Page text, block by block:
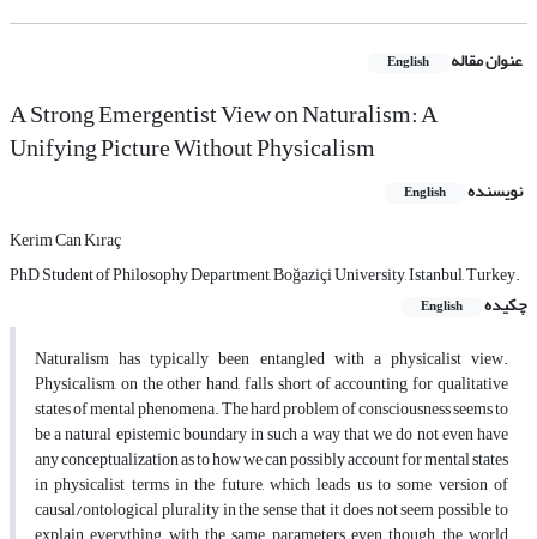
عنوان مقاله English
A Strong Emergentist View on Naturalism: A
Unifying Picture Without Physicalism
نویسنده English
Kerim Can Kıraç
PhD Student of Philosophy Department, Boğaziçi University, Istanbul, Turkey.
چکیده
English
Naturalism has typically been entangled with a physicalist view.
Physicalism, on the other hand, falls short of accounting for qualitative
states of mental phenomena. The hard problem of consciousness seems to
be a natural epistemic boundary in such a way that we do not even have
any conceptualization as to how we can possibly account for mental states
in physicalist terms in the future, which leads us to some version of
causal/ontological plurality in the sense that it does not seem possible to